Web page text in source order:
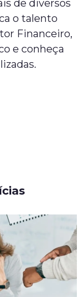
de diversos
o talento
Financeiro,
e conheça